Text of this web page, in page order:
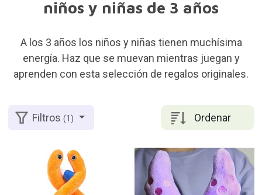
niños y niñas de 3 años
A los 3 años los niños y niñas tienen muchísima
energía. Haz que se muevan mientras juegan y
aprenden con esta selección de regalos originales.
Ordenar
Filtros(1)